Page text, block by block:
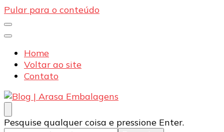
Pular para o conteúdo
Home
Voltar ao site
Contato
Blog | Arasa Embalagens
Confira conteúdos sobre embalagens para pizzas,
doces e salgados. Tudo para seu comércio com a
Procurando
Pesquise qualquer coisa e pressione Enter.